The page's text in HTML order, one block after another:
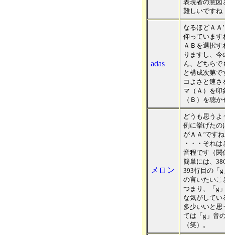
表現者の意図
難しいですね
adas
なるほどＡＡ
仰っていま
ＡＢを選択
りますし、
ん、どちら
と構成次第
コよさと速
マ（Ａ）を印
（Ｂ）を聴
メロン
どうも思う
例に挙げたの
がＡＡ’です
・・・それ
音程です（関
簡単には、
393行目の「
の言いたいこ
つまり、「g
な気がしてい
多少いいと思
ては「g」音
（笑）。